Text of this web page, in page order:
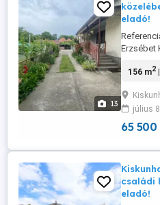
13
eladó!
Erzsébet
eladó!
családi
156 m2|
július 8
65
családi
eladó!